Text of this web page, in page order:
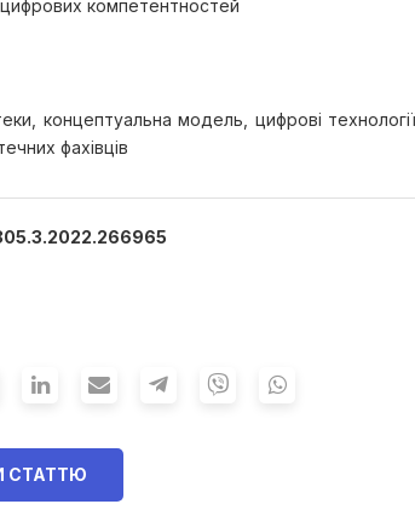
компетентностей
концептуальна модель, цифрові
фахівців
СТАТТЮ